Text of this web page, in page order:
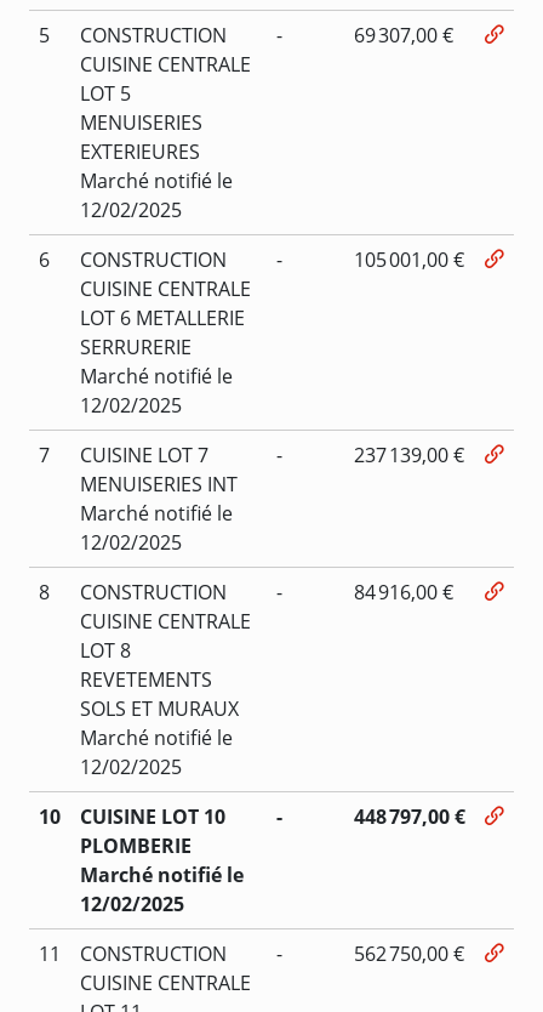
5
CONSTRUCTION
CUISINE CENTRALE
LOT 5
MENUISERIES
EXTERIEURES
Marché notifié le
12/02/2025
- 69 307,00 €
6
CONSTRUCTION
CUISINE CENTRALE
LOT 6 METALLERIE
SERRURERIE
Marché notifié le
12/02/2025
- 105 001,00 €
7
CUISINE LOT 7
MENUISERIES INT
Marché notifié le
12/02/2025
- 237 139,00 €
8
CONSTRUCTION
CUISINE CENTRALE
LOT 8
REVETEMENTS
SOLS ET MURAUX
Marché notifié le
12/02/2025
- 84 916,00 €
10
CUISINE LOT 10
PLOMBERIE
Marché notifié le
12/02/2025
- 448 797,00 €
11
CONSTRUCTION
CUISINE CENTRALE
- 562 750,00 €